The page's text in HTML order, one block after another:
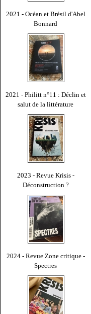
2021 - Océan et Brésil d'Abel
Bonnard
2021 - Philitt n°11 : Déclin et
salut de la littérature
2023 - Revue Krisis -
Déconstruction ?
2024 - Revue Zone critique -
Spectres